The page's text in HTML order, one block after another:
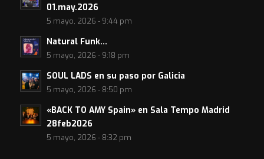
01.may.2026
5 mayo, 2026 - 9:44 pm
Natural Funk…
5 mayo, 2026 - 9:18 pm
SOUL LADS en su paso por Galicia
5 mayo, 2026 - 8:50 pm
«BACK TO AMY Spain» en Sala Tempo Madrid
28feb2026
5 mayo, 2026 - 8:32 pm